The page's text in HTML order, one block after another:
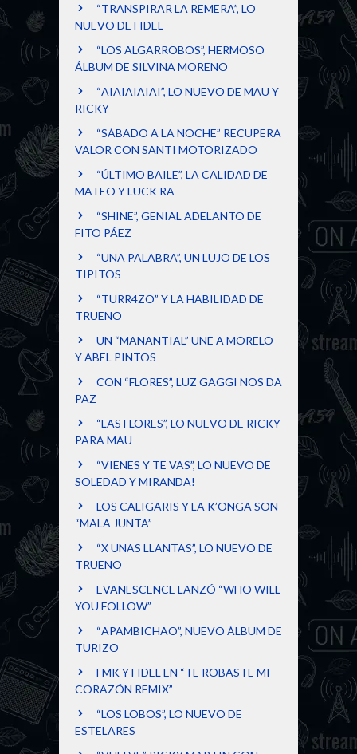
“TRANSPIRAR LA REMERA”, LO
NUEVO DE FIDEL
“LOS ALGARROBOS”, HERMOSO
ÁLBUM DE SILVINA MORENO
“AIAIAIAIAI”, LO NUEVO DE MAU Y
RICKY
“SÁBADO A LA NOCHE” RECUPERA
VALOR CON SANTI MOTORIZADO
“ÚLTIMO BAILE”, LA CALIDAD DE
MATEO Y LUCK RA
“SHINE”, GENIAL ADELANTO DE
FITO PÁEZ
“UNA PALABRA”, UN LUJO DE LOS
TIPITOS
“TURR4ZO” Y LA HABILIDAD DE
TRUENO
UN “MANANTIAL” UNE A MORELO
Y ABEL PINTOS
CON “FLORES”, LUZ GAGGI NOS DA
PAZ
“LAS FLORES”, LO NUEVO DE RICKY
PARA MAU
“VIENES Y TE VAS”, LO NUEVO DE
SOLEDAD Y MIRANDA!
LOS CALIGARIS Y LA K’ONGA SON
“MALA JUNTA”
“X UNAS LLANTAS”, LO NUEVO DE
TRUENO
EVANESCENCE LANZÓ “WHO WILL
YOU FOLLOW”
“APAMBICHAO”, NUEVO ÁLBUM DE
TURIZO
FMK Y FIDEL EN “TE ROBASTE MI
CORAZÓN REMIX”
“LOS LOBOS”, LO NUEVO DE
ESTELARES